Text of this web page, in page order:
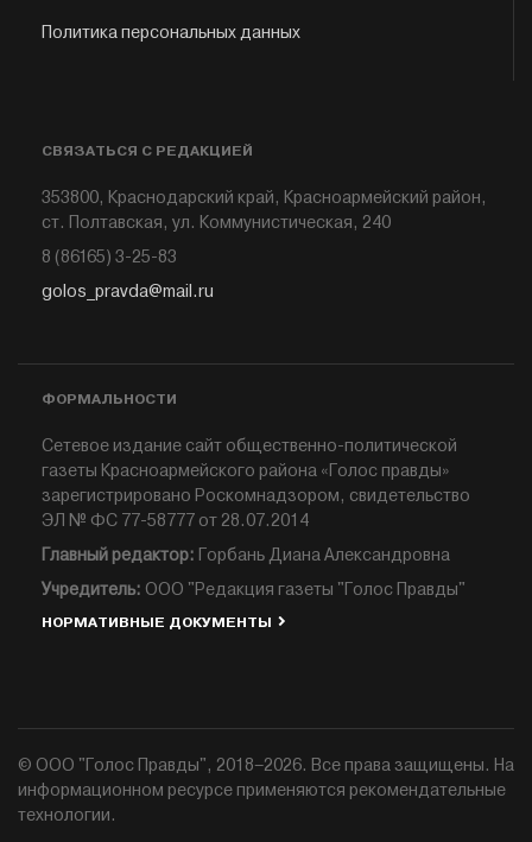
Политика персональных данных
СВЯЗАТЬСЯ С РЕДАКЦИЕЙ
353800, Краснодарский край, Красноармейский район,
ст. Полтавская, ул. Коммунистическая, 240
8 (86165) 3-25-83
golos_pravda@mail.ru
ФОРМАЛЬНОСТИ
Сетевое издание сайт общественно-политической
газеты Красноармейского района «Голос правды»
зарегистрировано Роскомнадзором, свидетельство
ЭЛ № ФС 77-58777 от 28.07.2014
Главный редактор: Горбань Диана Александровна
Учредитель: ООО "Редакция газеты "Голос Правды"
НОРМАТИВНЫЕ ДОКУМЕНТЫ
© ООО "Голос Правды", 2018–2026. Все права защищены. На
информационном ресурсе применяются рекомендательные
технологии.